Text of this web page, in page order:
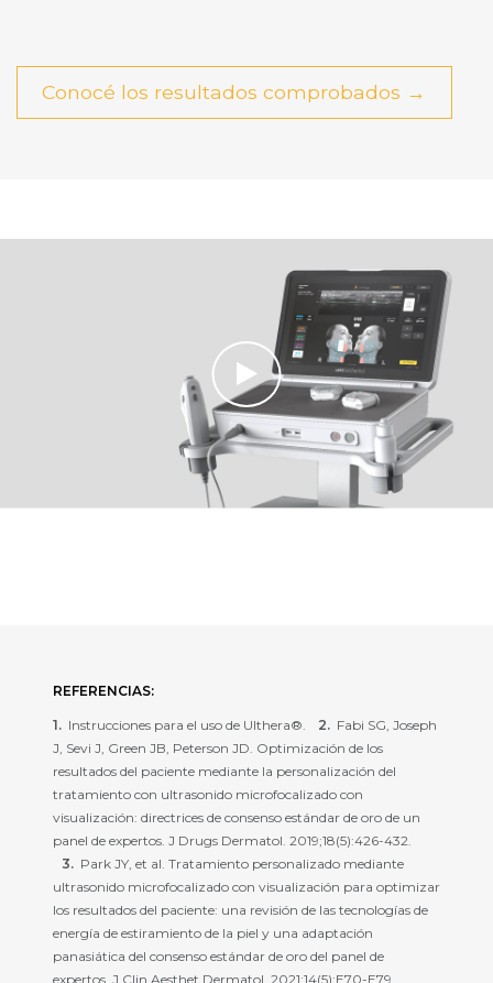
Conocé los resultados comprobados →
REFERENCIAS:
Instrucciones para el uso de Ulthera®.
Fabi SG, Joseph
J, Sevi J, Green JB, Peterson JD. Optimización de los
resultados del paciente mediante la personalización del
tratamiento con ultrasonido microfocalizado con
visualización: directrices de consenso estándar de oro de un
panel de expertos. J Drugs Dermatol. 2019;18(5):426-432.
Park JY, et al. Tratamiento personalizado mediante
ultrasonido microfocalizado con visualización para optimizar
los resultados del paciente: una revisión de las tecnologías de
energía de estiramiento de la piel y una adaptación
panasiática del consenso estándar de oro del panel de
expertos. J Clin Aesthet Dermatol. 2021;14(5):E70-E79.